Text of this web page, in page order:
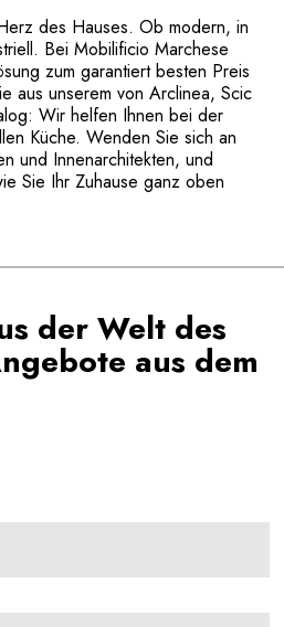
des Hauses. Ob modern, in
Bei Mobilificio Marchese
zum garantiert besten Preis
aus unserem von Arclinea, Scic
Wir helfen Ihnen bei der
Küche. Wenden Sie sich an
und Innenarchitekten, und
Sie Ihr Zuhause ganz oben
der Welt des
aus dem